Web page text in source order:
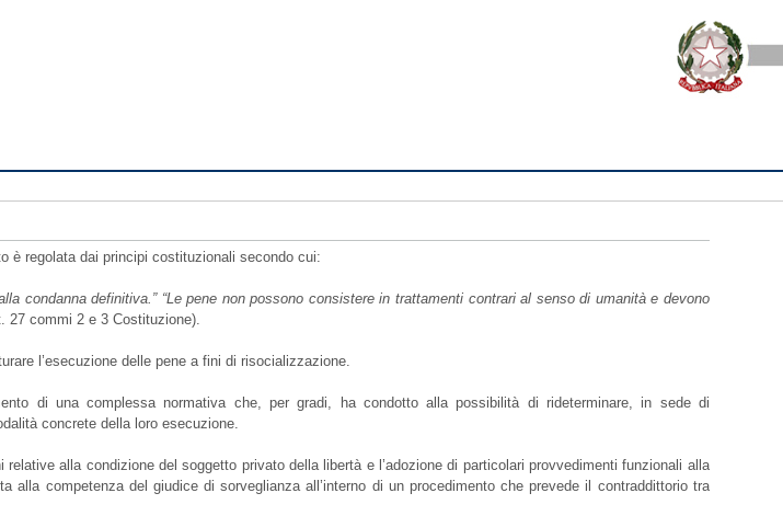
è regolata dai principi costituzionali secondo cui:
condanna definitiva.” “Le pene non possono consistere in trattamenti contrari al senso di umanità e devono
27 commi 2 e 3 Costituzione).
l’esecuzione delle pene a fini di risocializzazione.
di una complessa normativa che, per gradi, ha condotto alla possibilità di rideterminare, in sede di
concrete della loro esecuzione.
alla condizione del soggetto privato della libertà e l’adozione di particolari provvedimenti funzionali alla
alla competenza del giudice di sorveglianza all’interno di un procedimento che prevede il contraddittorio tra